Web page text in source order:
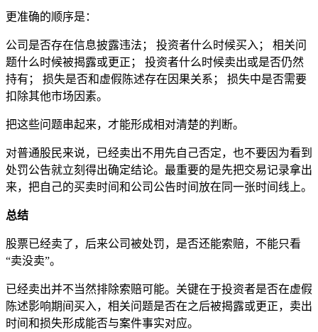
更准确的顺序是：
公司是否存在信息披露违法； 投资者什么时候买入； 相关问
题什么时候被揭露或更正； 投资者什么时候卖出或是否仍然
持有； 损失是否和虚假陈述存在因果关系； 损失中是否需要
扣除其他市场因素。
把这些问题串起来，才能形成相对清楚的判断。
对普通股民来说，已经卖出不用先自己否定，也不要因为看到
处罚公告就立刻得出确定结论。最重要的是先把交易记录拿出
来，把自己的买卖时间和公司公告时间放在同一张时间线上。
总结
股票已经卖了，后来公司被处罚，是否还能索赔，不能只看
“卖没卖”。
已经卖出并不当然排除索赔可能。关键在于投资者是否在虚假
陈述影响期间买入，相关问题是否在之后被揭露或更正，卖出
时间和损失形成能否与案件事实对应。